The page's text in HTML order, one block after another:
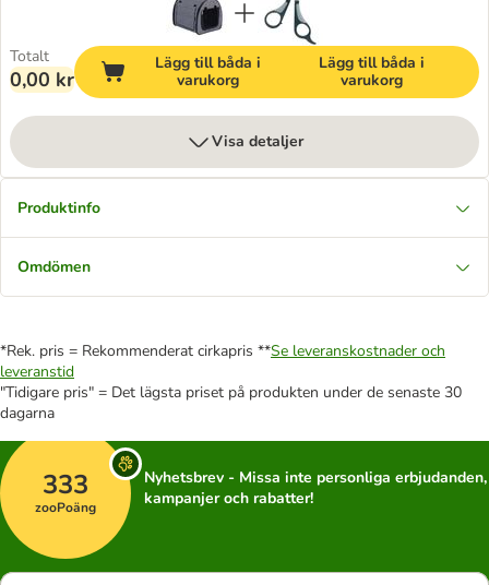
Totalt
0,00 kr
Lägg till båda i
varukorg
Lägg till båda i
varukorg
Visa detaljer
Produktinfo
Omdömen
*Rek. pris = Rekommenderat cirkapris **Se leveranskostnader och
leveranstid
"Tidigare pris" = Det lägsta priset på produkten under de senaste 30
dagarna
333
zooPoäng
Nyhetsbrev - Missa inte personliga erbjudanden,
kampanjer och rabatter!